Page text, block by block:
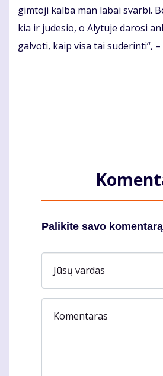
gim­to­ji kal­ba man la­bai svar­bi.
kia ir ju­de­sio, o Aly­tu­je da­ro­si
gal­vo­ti, kaip vi­sa tai su­de­rin­ti“,
Palikite savo komentarą
Jūsų vardas
Komentaras